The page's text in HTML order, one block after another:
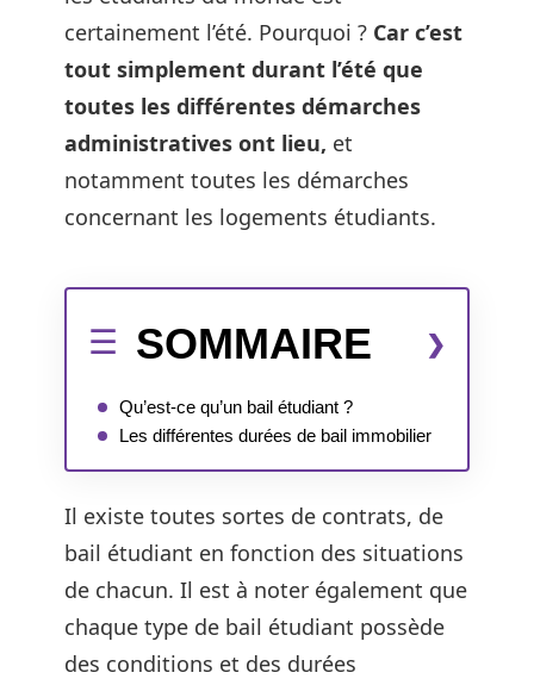
certainement l’été. Pourquoi ? Car c’est
tout simplement durant l’été que
toutes les différentes démarches
administratives ont lieu, et
notamment toutes les démarches
concernant les logements étudiants.
SOMMAIRE
Qu’est-ce qu’un bail étudiant ?
Les différentes durées de bail immobilier
Il existe toutes sortes de contrats, de
bail étudiant en fonction des situations
de chacun. Il est à noter également que
chaque type de bail étudiant possède
des conditions et des durées